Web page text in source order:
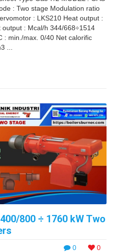
: Two stage Modulation ratio
: LKS210 Heat output :
: Mcal/h 344/668÷1514
: min./max. 0/40 Net calorific
...
800 ÷ 1760 kW Two
0 0